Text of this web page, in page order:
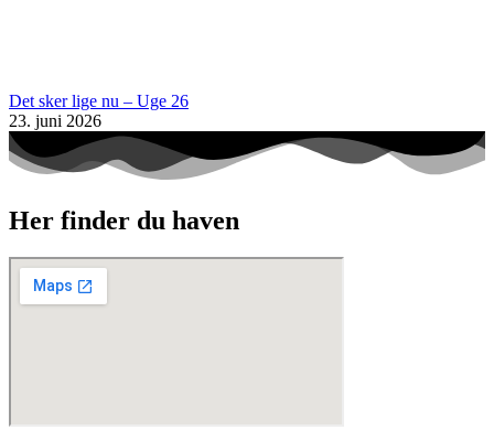
Det sker lige nu – Uge 26
23. juni 2026
Her finder du haven